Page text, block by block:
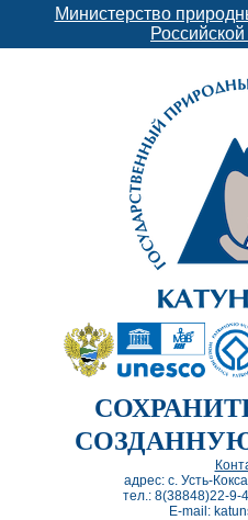
Министерство
адрес: с. Усть-
тел.: 8(38848)22-9-
E-mail: